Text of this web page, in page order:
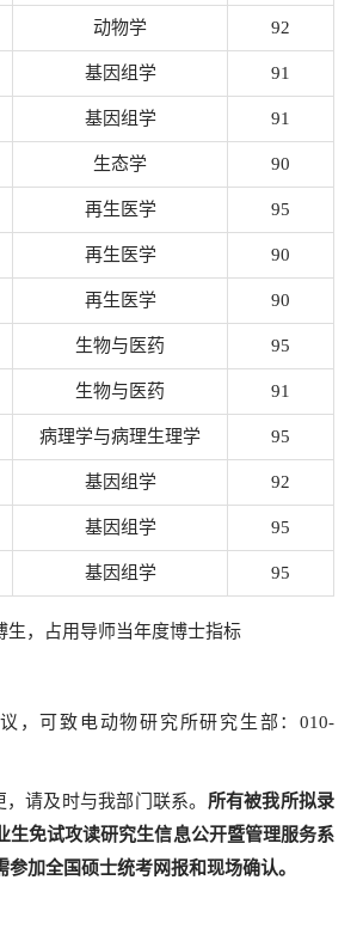
动物学 92
基因组学 91
基因组学 91
生态学 90
再生医学 95
再生医学 90
再生医学 90
生物与医药 95
生物与医药 91
病理学与病理生理学 95
基因组学 92
基因组学 95
基因组学 95
，占用导师当年度博士指标
，可致电动物研究所研究生部：010-
请及时与我部门联系。 所有被我所拟录
生免试攻读研究生信息公开暨管理服务系
加全国硕士统考网报和现场确认。